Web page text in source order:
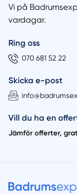
Vi på
vardagar.
Ring oss
070 681 52 22
Skicka e-post
Vill du ha en
Jämför offerter,